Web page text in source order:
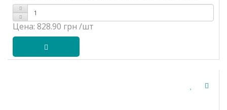
Цена: 828.90 грн /шт